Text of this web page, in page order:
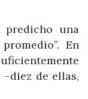
predicho una
En
de ellas,